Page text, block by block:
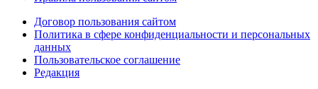
Договор пользования сайтом
Политика в сфере конфиденциальности и персональных
данных
Пользовательское соглашение
Редакция